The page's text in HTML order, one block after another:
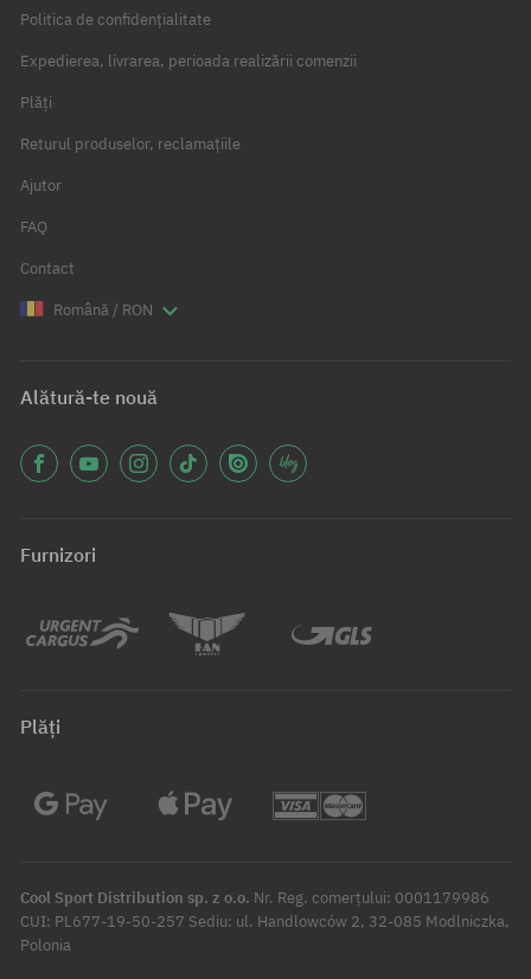
Politica de confidențialitate
Expedierea, livrarea, perioada realizării comenzii
Plăți
Returul produselor, reclamațiile
Ajutor
FAQ
Contact
Română / RON
Alătură-te nouă
Furnizori
Plăți
Cool Sport Distribution sp. z o.o. Nr. Reg. comerțului: 0001179986
CUI: PL677-19-50-257 Sediu: ul. Handlowców 2, 32-085 Modlniczka,
Polonia